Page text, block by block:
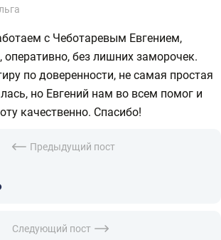
с Чеботаревым Евгением,
оперативно, без лишних заморочек.
по доверенности, не самая простая
но Евгений нам во всем помог и
качественно. Спасибо!
Предыдущий пост
Следующий пост